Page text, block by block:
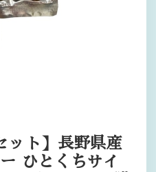
ット】長野県産
ひとくちサイ